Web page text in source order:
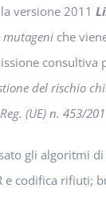
versione 2011
mutageni che
del rischio
(UE) n. 453/
gli algoritmi
e codifica rifiuti;